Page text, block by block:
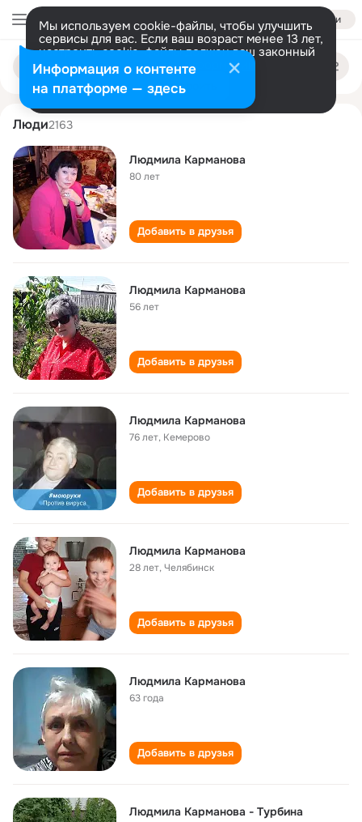
Войти
Мы используем cookie-файлы, чтобы улучшить
сервисы для вас. Если ваш возраст менее 13 лет,
настроить cookie-файлы должен ваш законный
представитель. Больше информации
Разрешить все Настроить
Поиск
людям
lyudmila karmanova
Люди2163
Людмила Карманова
80 лет
Добавить в друзья
Людмила Карманова
56 лет
Добавить в друзья
Людмила Карманова
76 лет, Кемерово
Добавить в друзья
Людмила Карманова
28 лет,Челябинск
Добавить в друзья
Людмила Карманова
63 года
Добавить в друзья
Людмила Карманова - Турбина
Информация о контенте
на платформе — здесь